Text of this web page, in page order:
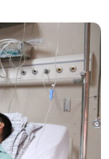
Bước Tiến
Tim Mạch
Thọ